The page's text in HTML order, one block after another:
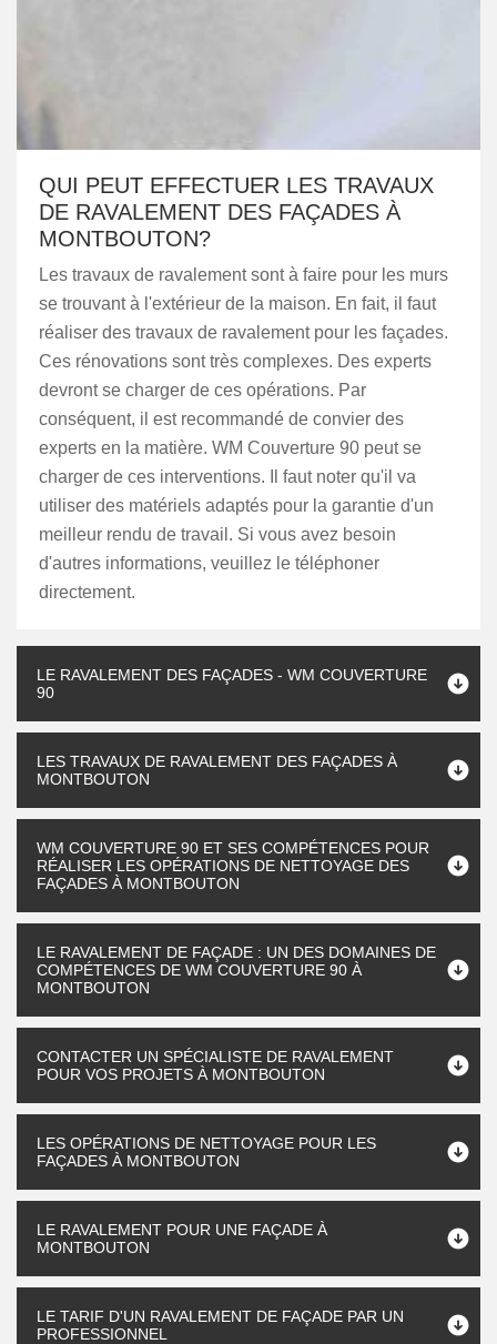
QUI PEUT EFFECTUER LES TRAVAUX
DE RAVALEMENT DES FAÇADES À
MONTBOUTON?
Les travaux de ravalement sont à faire pour les murs
se trouvant à l'extérieur de la maison. En fait, il faut
réaliser des travaux de ravalement pour les façades.
Ces rénovations sont très complexes. Des experts
devront se charger de ces opérations. Par
conséquent, il est recommandé de convier des
experts en la matière. WM Couverture 90 peut se
charger de ces interventions. Il faut noter qu'il va
utiliser des matériels adaptés pour la garantie d'un
meilleur rendu de travail. Si vous avez besoin
d'autres informations, veuillez le téléphoner
directement.
LE RAVALEMENT DES FAÇADES - WM COUVERTURE
90
LES TRAVAUX DE RAVALEMENT DES FAÇADES À
MONTBOUTON
WM COUVERTURE 90 ET SES COMPÉTENCES POUR
RÉALISER LES OPÉRATIONS DE NETTOYAGE DES
FAÇADES À MONTBOUTON
LE RAVALEMENT DE FAÇADE : UN DES DOMAINES DE
COMPÉTENCES DE WM COUVERTURE 90 À
MONTBOUTON
CONTACTER UN SPÉCIALISTE DE RAVALEMENT
POUR VOS PROJETS À MONTBOUTON
LES OPÉRATIONS DE NETTOYAGE POUR LES
FAÇADES À MONTBOUTON
LE RAVALEMENT POUR UNE FAÇADE À
MONTBOUTON
LE TARIF D'UN RAVALEMENT DE FAÇADE PAR UN
PROFESSIONNEL